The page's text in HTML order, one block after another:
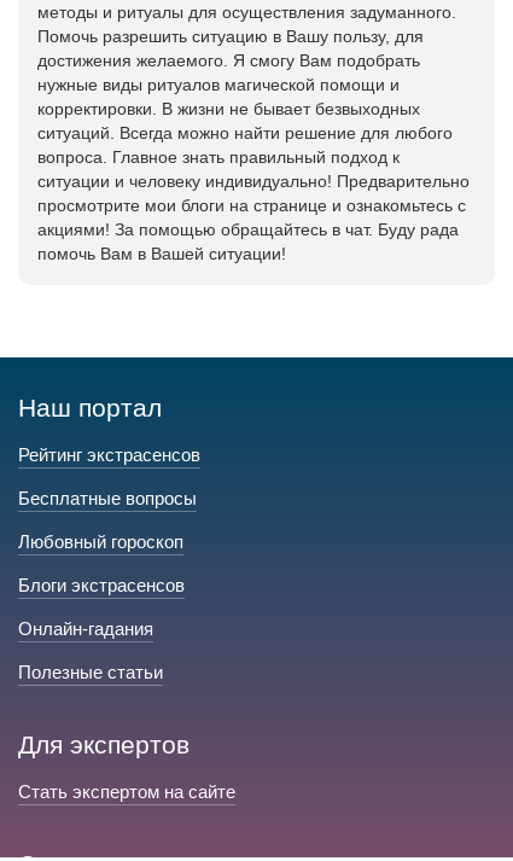
методы и ритуалы для осуществления задуманного.
Помочь разрешить ситуацию в Вашу пользу, для
достижения желаемого. Я смогу Вам подобрать
нужные виды ритуалов магической помощи и
корректировки. В жизни не бывает безвыходных
ситуаций. Всегда можно найти решение для любого
вопроса. Главное знать правильный подход к
ситуации и человеку индивидуально! Предварительно
просмотрите мои блоги на странице и ознакомьтесь с
акциями! За помощью обращайтесь в чат. Буду рада
помочь Вам в Вашей ситуации!
Наш портал
Рейтинг экстрасенсов
Бесплатные вопросы
Любовный гороскоп
Блоги экстрасенсов
Онлайн-гадания
Полезные статьи
Для экспертов
Стать экспертом на сайте